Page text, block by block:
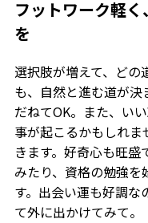
フットワーク軽
を
選択肢が増えて、どの
も、自然と進む道が
だねてOK。また、い
事が起こるかもしれ
きます。好奇心も旺盛
みたり、資格の勉強
す。出会い運も好調な
て外に出かけてみて。